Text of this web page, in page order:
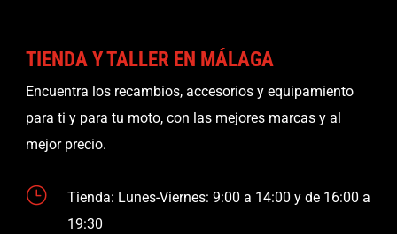
TIENDA Y TALLER EN MÁLAGA
Encuentra los recambios, accesorios y equipamiento
para ti y para tu moto, con las mejores marcas y al
mejor precio.
}
Tienda: Lunes-Viernes: 9:00 a 14:00 y de 16:00 a
19:30